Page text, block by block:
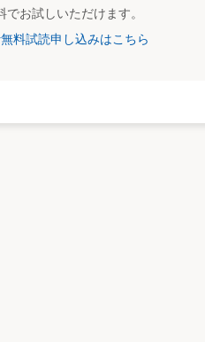
でお試しいただけます。
料試読申し込みはこちら